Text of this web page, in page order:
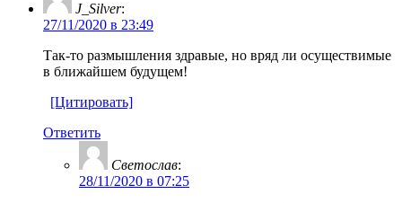
J_Silver:
27/11/2020 в 23:49
Так-то размышления здравые, но вряд ли осуществимые
в ближайшем будущем!
[Цитировать]
Ответить
Светослав:
28/11/2020 в 07:25